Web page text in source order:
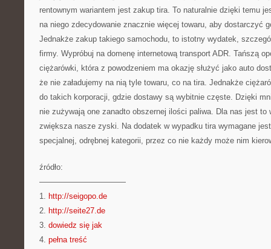
rentownym wariantem jest zakup tira. To naturalnie dzięki temu
na niego zdecydowanie znacznie więcej towaru, aby dostarczyć
Jednakże zakup takiego samochodu, to istotny wydatek,
firmy. Wypróbuj na domenę internetową transport ADR. Tańszą
ciężarówki, która z powodzeniem ma okazję służyć jako auto
że nie załadujemy na nią tyle towaru, co na tira. Jednakże
do takich korporacji, gdzie dostawy są wybitnie częste. Dzięki
nie zużywają one zanadto obszernej ilości paliwa. Dla nas jest to
zwiększa nasze zyski. Na dodatek w wypadku tira wymagane
specjalnej, odrębnej kategorii, przez co nie każdy może nim
źródło:
———————————
1. http://seigopo.de
2. http://seite27.de
3. dowiedz się jak
4. pełna treść